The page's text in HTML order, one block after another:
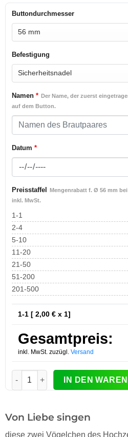
Buttondurchmesser
Befestigung
Namen* Der Name, der zuerst
auf dem Button.
Datum *
Preisstaffel
Mengenrabatt f. Ø 56 mm
inkl. MwSt.
1-1
2-4
5-10
11-20
21-50
51-200
201-500
1-1 [ 2,00€ x 1]
Gesamtpreis:
inkl. MwSt. zuzügl. Versand
Hochzeit-Button Modell #48
IN DEN
Von Liebe singen
diese zwei Vögelchen des